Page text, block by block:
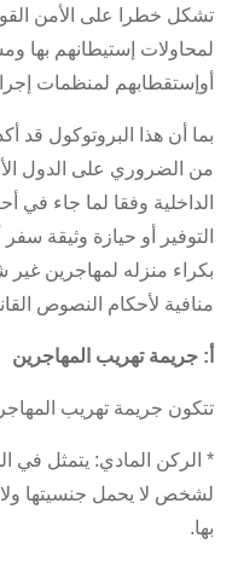
تشكل خطرا على الأمن
لمحاولات إستيطانهم بها
أوإستقطابهم لمنظمات
بما أن هذا البروتوكول قد
من الضروري على الدول
التوفير أو حيازة وثيقة
بكراء منزله لمهاجرين
منافية لأحكام النصوص
أ: جريمة تهريب المهاجرين
تتكون جريمة تهريب
* الركن المادي: يتمثل في
لشخص لا يحمل جنسيتها ولا
بها.